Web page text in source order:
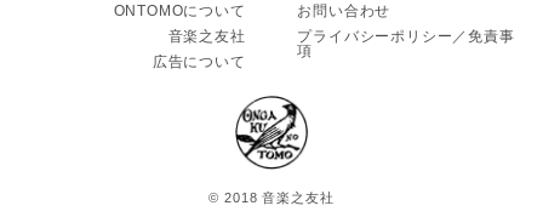
ONTOMOについて
音楽之友社
広告について
お問い合わせ
プライバシーポリシー／免責事
項
© 2018 音楽之友社